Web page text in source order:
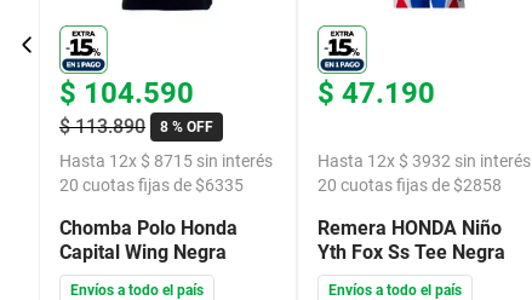
$ 104.590
$ 113.890 8 %OFF
Hasta 12x $ 8715sin interés
20 cuotas fijas de $6335
Chomba Polo Honda
Capital Wing Negra
Envíos a todo el país
$ 47.190
Hasta 12x $ 3932 sin interés
20 cuotas fijas de $2858
Remera HONDA Niño
Yth Fox Ss Tee Negra
Envíos a todo el país